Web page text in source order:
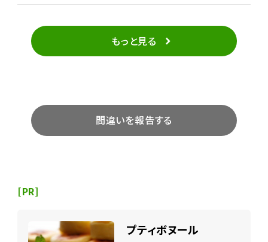
の唐揚げは、ふんわりと言うよりカリッと揚げられてい
るタイプ。マヨも添えられています。 メニューには無く
なり次第終了とあった、ワンコインのおまかせ定食もあ
りました。
もっと見る
間違いを報告する
[PR]
プティボヌール